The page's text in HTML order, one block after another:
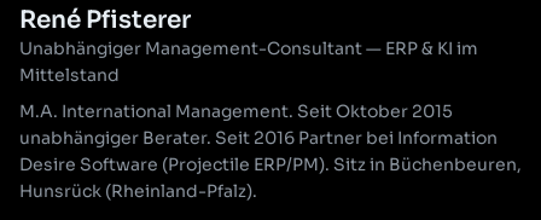
René Pfisterer
Unabhängiger Management-Consultant — ERP & KI im
Mittelstand
M.A. International Management. Seit Oktober 2015
unabhängiger Berater. Seit 2016 Partner bei Information
Desire Software (Projectile ERP/PM). Sitz in Büchenbeuren,
Hunsrück (Rheinland-Pfalz).